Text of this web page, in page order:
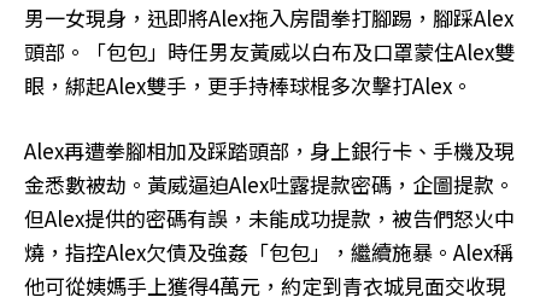
男一女現身，迅即將Alex拖入房間拳打腳踢，腳踩Alex
頭部。「包包」時任男友黃威以白布及口罩蒙住Alex雙
眼，綁起Alex雙手，更手持棒球棍多次擊打Alex。
Alex再遭拳腳相加及踩踏頭部，身上銀行卡、手機及現
金悉數被劫。黃威逼迫Alex吐露提款密碼，企圖提款。
但Alex提供的密碼有誤，未能成功提款，被告們怒火中
燒，指控Alex欠債及強姦「包包」，繼續施暴。Alex稱
他可從姨媽手上獲得4萬元，約定到青衣城見面交收現